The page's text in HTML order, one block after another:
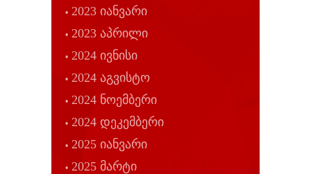
2023 იანვარი
2023 აპრილი
2024 ივნისი
2024 აგვისტო
2024 ნოემბერი
2024 დეკემბერი
2025 იანვარი
2025 მარტი